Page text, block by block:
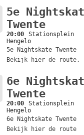
5e
Twente
20:00
Stationsplein
Hengelo
5e Nightskate Twente
Bekijk hier de route.
6e
Twente
20:00
Stationsplein
Hengelo
6e Nightskate Twente
Bekijk hier de route